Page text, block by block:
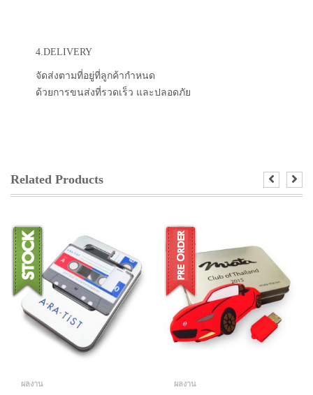
4.DELIVERY
จัดส่งตามที่อยู่ที่ลูกค้ากำหนด
ด้วยการขนส่งที่รวดเร็ว และปลอดภัย
Related Products
ผลงาน ผลงาน